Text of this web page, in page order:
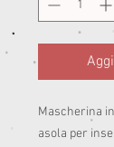
Mascherina
asola per